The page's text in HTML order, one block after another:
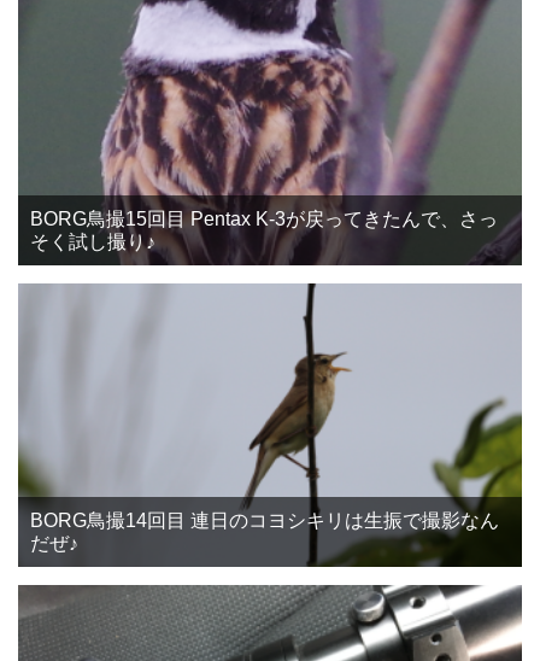
BORG鳥撮15回目 Pentax K-3が戻ってきたんで、さっ
そく試し撮り♪
BORG鳥撮14回目 連日のコヨシキリは生振で撮影なん
だぜ♪